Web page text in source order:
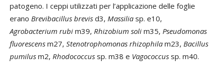
patogeno. I ceppi utilizzati per l’applicazione delle foglie
erano Brevibacillus brevis d3, Massilia sp. e10,
Agrobacterium rubi m39, Rhizobium soli m35, Pseudomonas
fluorescens m27, Stenotrophomonas rhizophila m23, Bacillus
pumilus m2, Rhodococcus sp. m38 e Vagococcus sp. m40.